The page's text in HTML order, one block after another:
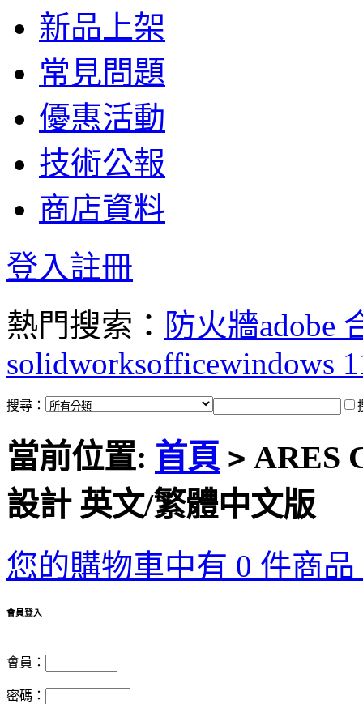
新品上架
常見問題
優惠活動
技術公報
商店資料
登入註冊
熱門搜索： 防火牆adobe
solidworksofficewindows
搜尋：
當前位置: 首頁 > ARES
設計 英文/繁體中文版
您的購物車中有 0 件商
會員登入
會員：
密碼：